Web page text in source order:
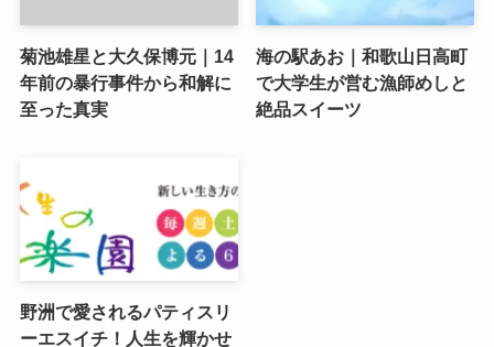
菊池雄星と大久保博元｜14
年前の暴行事件から和解に
至った真実
海の駅あお｜和歌山日高町
で大学生が営む漁師めしと
絶品スイーツ
野洲で愛されるパティスリ
ーエスイチ！人生を輝かせ